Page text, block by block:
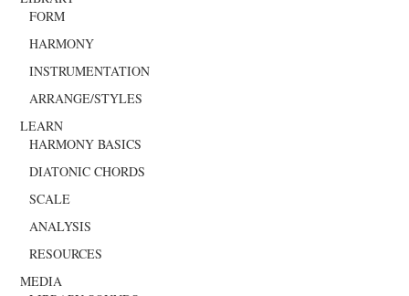
FORM
HARMONY
INSTRUMENTATION
ARRANGE/STYLES
LEARN
HARMONY BASICS
DIATONIC CHORDS
SCALE
ANALYSIS
RESOURCES
MEDIA